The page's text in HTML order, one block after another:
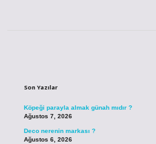
Son Yazılar
Köpeği parayla almak günah mıdır ?
Ağustos 7, 2026
Deco nerenin markası ?
Ağustos 6, 2026